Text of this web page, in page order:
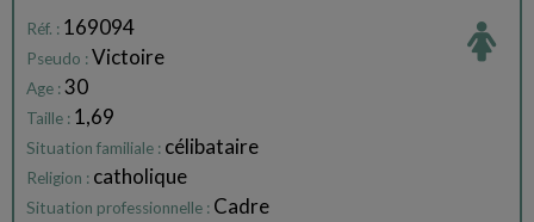
Réf. : 169094
Pseudo :Victoire
Age :30
Taille : 1,69
Situation familiale : célibataire
Religion : catholique
Situation professionnelle : Cadre